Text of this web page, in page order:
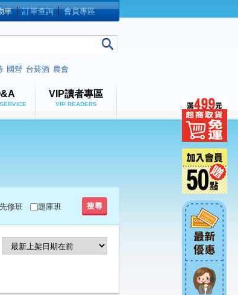
車 │訂單查詢 │會員專區
國營 台菸酒 農會
VIP讀者專區
VIP READERS
修班 題庫班